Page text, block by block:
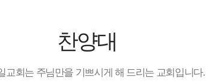
찬양대
교회는 주님만을 기쁘시게 해 드리는 교회입니다.